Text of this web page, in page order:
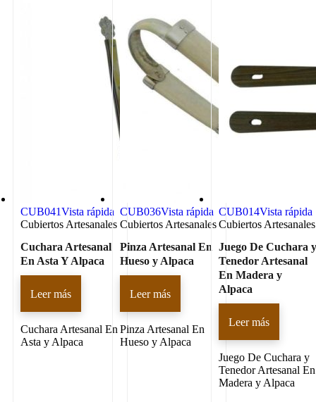
CUB041Vista rápida
Cubiertos Artesanales
Cuchara Artesanal
En Asta Y Alpaca
Leer más
Cuchara Artesanal En
Asta y Alpaca
CUB036Vista rápida
Cubiertos Artesanales
Pinza Artesanal En
Hueso y Alpaca
Leer más
Pinza Artesanal En
Hueso y Alpaca
CUB014Vista rápida
Cubiertos Artesanales
Juego De Cuchara
Tenedor Artesanal
En Madera y
Alpaca
Leer más
Juego De Cuchara y
Tenedor Artesanal En
Madera y Alpaca